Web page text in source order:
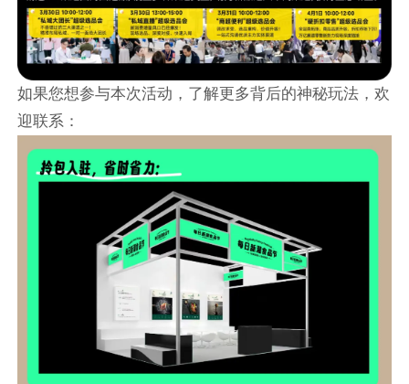
如果您想参与本次活动，了解更多背后的神秘玩法，欢
迎联系：